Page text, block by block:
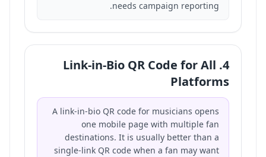
needs campaign reporting.
4. Link-in-Bio QR Code for All
Platforms
A link-in-bio QR code for musicians opens
one mobile page with multiple fan
destinations. It is usually better than a
single-link QR code when a fan may want